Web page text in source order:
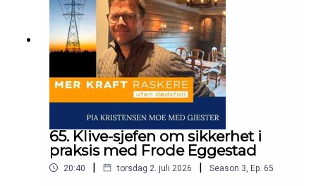
65. Klive-sjefen om sikkerhet i
praksis med Frode Eggestad
20:40 | torsdag 2. juli 2026 | Season 3, Ep. 65